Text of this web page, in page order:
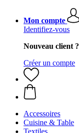
Mon compte
Identifiez-vous
Nouveau client ?
Créer un compte
Accessoires
Cuisine & Table
Textiles